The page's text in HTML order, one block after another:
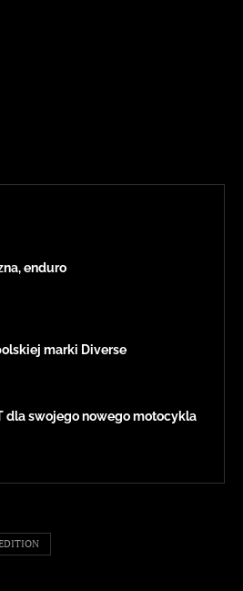
enduro
marki Diverse
dla swojego nowego motocykla